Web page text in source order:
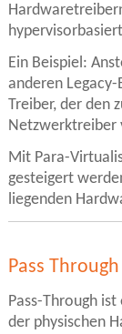
Ein Beispiel:
anderen
Treiber, der den
Netzwerktreiber
Mit Para-
gesteigert
liegenden
Pass Through
Pass-Through
der physischen